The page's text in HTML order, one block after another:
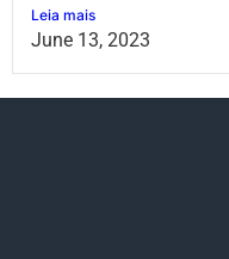
Leia mais
June 13, 2023